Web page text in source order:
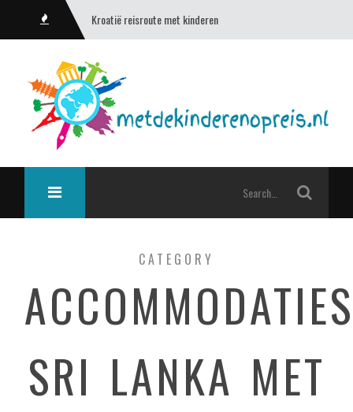
Kroatië reisroute met kinderen
CATEGORY
SRI LANKA MET